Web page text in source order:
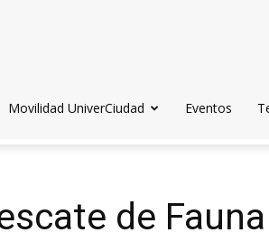
Movilidad UniverCiudad Eventos
de Fauna